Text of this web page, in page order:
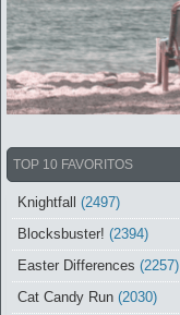
TOP 10 FAVORITOS
Knightfall (2497)
Blocksbuster! (2394)
Easter Differences (2257)
Cat Candy Run (2030)